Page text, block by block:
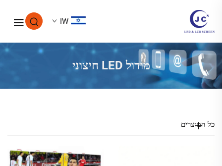
IW
מודול LED חיצוני
כל המוצרים